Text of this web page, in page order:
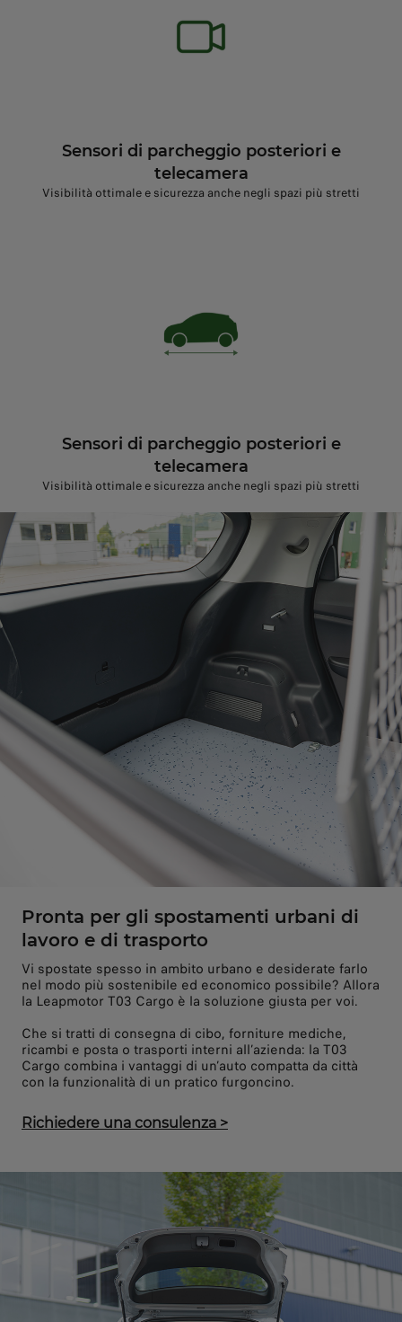
Sensori di parcheggio posteriori e
telecamera
Visibilità ottimale e sicurezza anche negli spazi più stretti
Sensori di parcheggio posteriori e
telecamera
Visibilità ottimale e sicurezza anche negli spazi più stretti
Pronta per gli spostamenti urbani di
lavoro e di trasporto
Vi spostate spesso in ambito urbano e desiderate farlo
nel modo più sostenibile ed economico possibile? Allora
la Leapmotor T03 Cargo è la soluzione giusta per voi.
Che si tratti di consegna di cibo, forniture mediche,
ricambi e posta o trasporti interni all’azienda: la T03
Cargo combina i vantaggi di un’auto compatta da città
con la funzionalità di un pratico furgoncino.
Richiedere una consulenza >